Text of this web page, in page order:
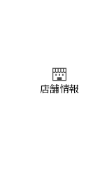
店舗情報